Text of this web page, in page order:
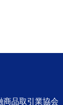
品取引業協会